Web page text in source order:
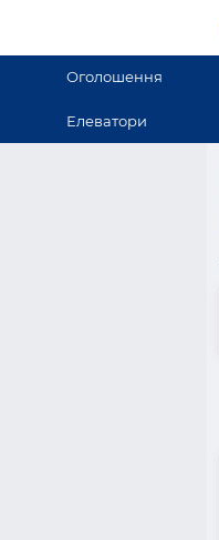
Оголошення
Елеватори